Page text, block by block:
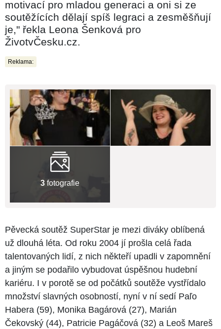
motivací pro mladou generaci a oni si ze
soutěžících dělají spíš legraci a zesměšňují
je," řekla Leona Šenková pro
ŽivotvČesku.cz.
Reklama:
3 fotografie
Pěvecká soutěž SuperStar je mezi diváky oblíbená
už dlouhá léta. Od roku 2004 jí prošla celá řada
talentovaných lidí, z nich někteří upadli v zapomnění
a jiným se podařilo vybudovat úspěšnou hudební
kariéru. I v porotě se od počátků soutěže vystřídalo
množství slavných osobností, nyní v ní sedí Paľo
Habera (59), Monika Bagárová (27), Marián
Čekovský (44), Patricie Pagáčová (32) a Leoš Mareš